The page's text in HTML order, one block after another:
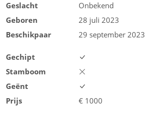
Geslacht
Onbekend
Geboren
28 juli 2023
Beschikpaar
29 september 2023
Gechipt
Stamboom
Geënt
Prijs
€ 1000